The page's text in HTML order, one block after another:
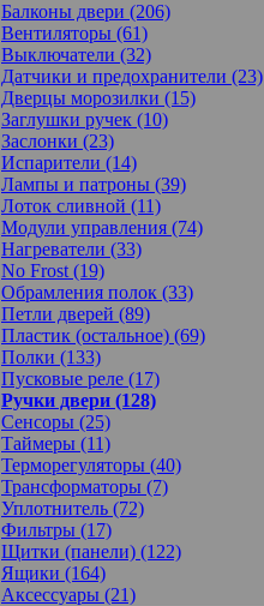
Балконы двери (206)
Вентиляторы (61)
Выключатели (32)
Датчики и предохранители (23)
Дверцы морозилки (15)
Заглушки ручек (10)
Заслонки (23)
Испарители (14)
Лампы и патроны (39)
Лоток сливной (11)
Модули управления (74)
Нагреватели (33)
No Frost (19)
Обрамления полок (33)
Петли дверей (89)
Пластик (остальное) (69)
Полки (133)
Пусковые реле (17)
Ручки двери (128)
Сенсоры (25)
Таймеры (11)
Терморегуляторы (40)
Трансформаторы (7)
Уплотнитель (72)
Фильтры (17)
Щитки (панели) (122)
Ящики (164)
Аксессуары (21)